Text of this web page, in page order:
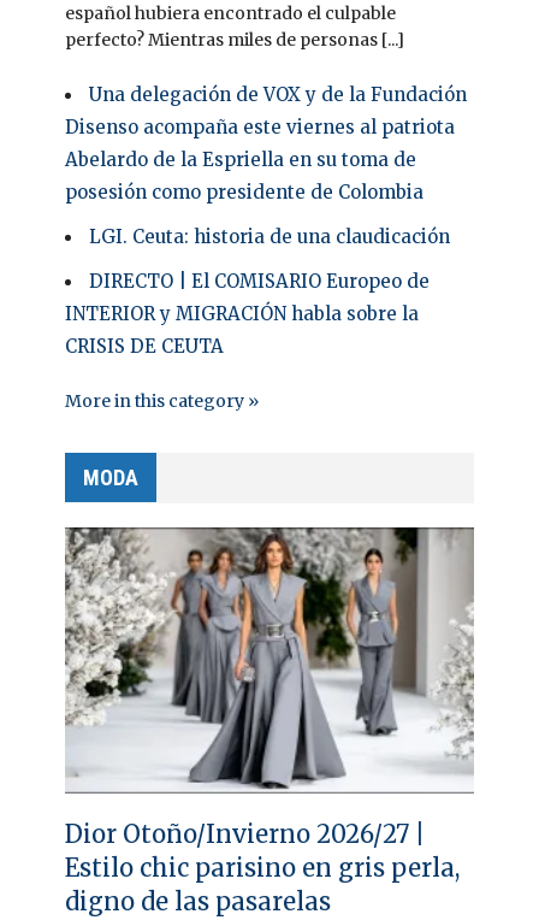
español hubiera encontrado el culpable
perfecto? Mientras miles de personas [...]
Una delegación de VOX y de la Fundación
Disenso acompaña este viernes al patriota
Abelardo de la Espriella en su toma de
posesión como presidente de Colombia
LGI. Ceuta: historia de una claudicación
DIRECTO | El COMISARIO Europeo de
INTERIOR y MIGRACIÓN habla sobre la
CRISIS DE CEUTA
More in this category »
MODA
Dior Otoño/Invierno 2026/27 |
Estilo chic parisino en gris perla,
digno de las pasarelas